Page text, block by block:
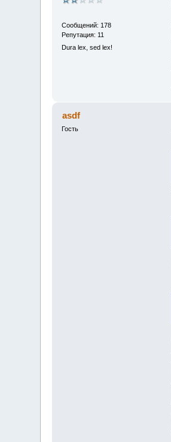
Сообщений: 178
Репутация: 11
Dura lex, sed lex!
asdf
Гость